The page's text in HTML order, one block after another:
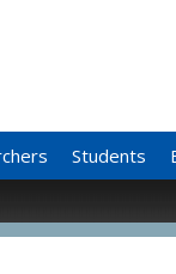
Students